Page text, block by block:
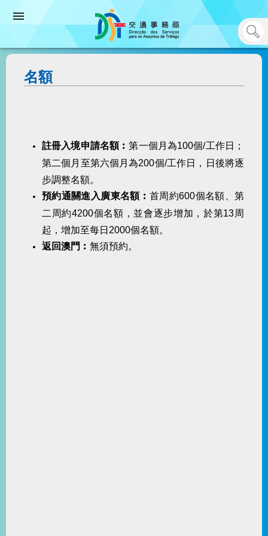
名額
註冊入境申請名額︰第一個月為100個/工作日；
第二個月至第六個月為200個/工作日，日後將逐
步調整名額。
預約通關進入 廣東名額︰首周約600個名額、第
二周約4200個名額，並會逐步增加，於第13周
起，增加至每日2000個名額。
返回澳門︰ 無須預約。